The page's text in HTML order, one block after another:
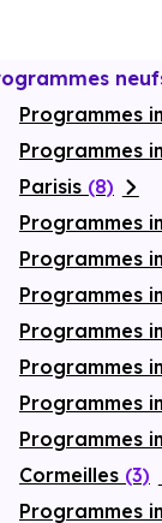
Financer
Programmes
Programmes
Parisis (8)
Programmes
Programmes
Programmes
Programmes
Programmes
Programmes
Programmes
Cormeilles (3)
Programmes